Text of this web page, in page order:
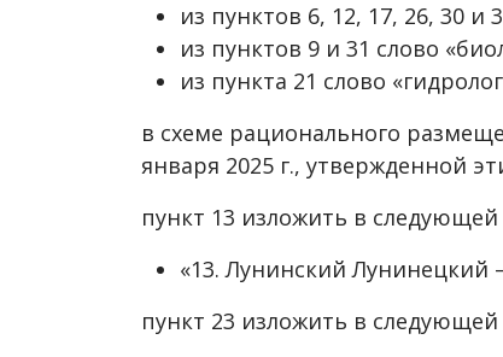
из пунктов 6, 12, 17, 26, 30
из пунктов 9 и 31 слово
из пункта 21 слово
в схеме рационального
января 2025 г., утвержденной
пункт 13 изложить в
«13. Лунинский Лунинецкий
пункт 23 изложить в